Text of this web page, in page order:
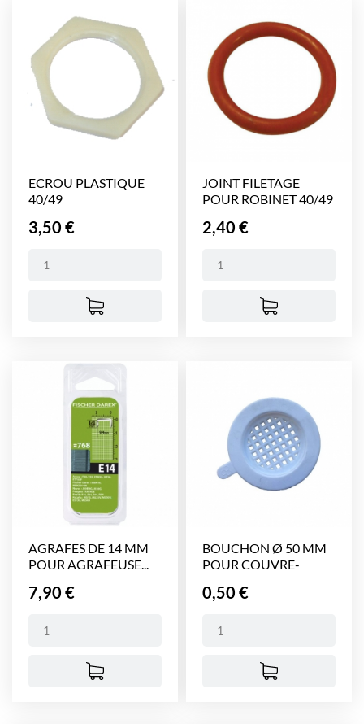
ECROU PLASTIQUE
40/49
Prix
3,50 €
JOINT FILETAGE
POUR ROBINET 40/49
Prix
2,40 €
AGRAFES DE 14 MM
POUR AGRAFEUSE...
Prix
7,90 €
BOUCHON Ø 50 MM
POUR COUVRE-
Prix
0,50 €